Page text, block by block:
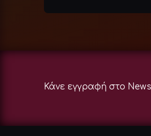
Κάνε εγγραφή στο